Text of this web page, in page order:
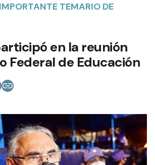
TEMARIO DE
en la reunión
Federal de Educación